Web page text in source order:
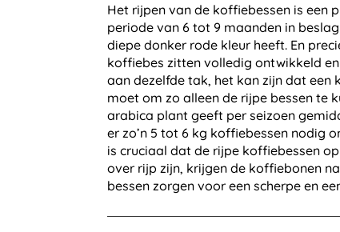
Het rijpen van de koffiebessen is een
periode van 6 tot 9 maanden in
diepe donker rode kleur heeft. En
koffiebes zitten volledig ontwikkeld
aan dezelfde tak, het kan zijn dat
moet om zo alleen de rijpe bessen te
arabica plant geeft per seizoen
er zo’n 5 tot 6 kg koffiebessen nodig
is cruciaal dat de rijpe koffiebessen
over rijp zijn, krijgen de koffiebonen
bessen zorgen voor een scherpe en